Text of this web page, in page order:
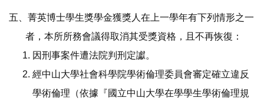
五、菁英博士學生獎學金獲獎人在上一學年有下列情形之一
者，本所所務會議得取消其受獎資格，且不再恢復：
因刑事案件遭法院判刑定讞。
經中山大學社會科學院學術倫理委員會審定確立違反
學術倫理（依據『國立中山大學在學學生學術倫理規